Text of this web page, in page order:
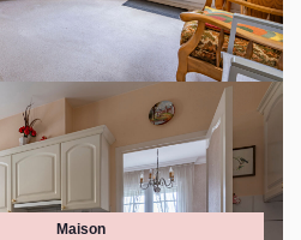
annuelles d'énergie pour un
et 5870€. indexées aux années
compris).
Maison